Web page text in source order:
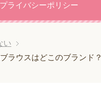
プライバシーポリシー
い
ラウスはどこのブランド？